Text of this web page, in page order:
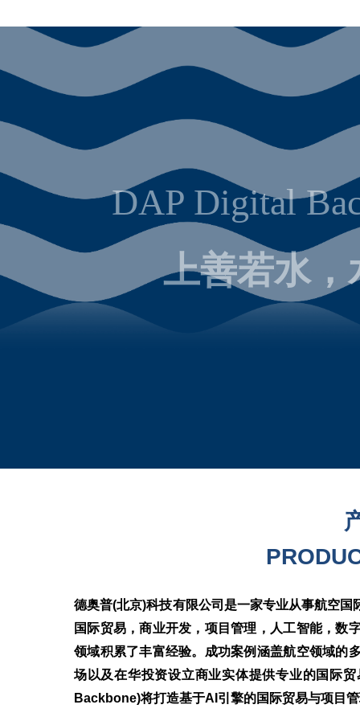
德奥普(北京)科技有限公司是一家专业从事航空
国际贸易，商业开发，项目管理，人工智能，数
领域积累了丰富经验。成功案例涵盖航空领域的
场以及在华投资设立商业实体提供专业的国际
Backbone)将打造基于AI引擎的国际贸易与项目
DAP Digital
上善若水，